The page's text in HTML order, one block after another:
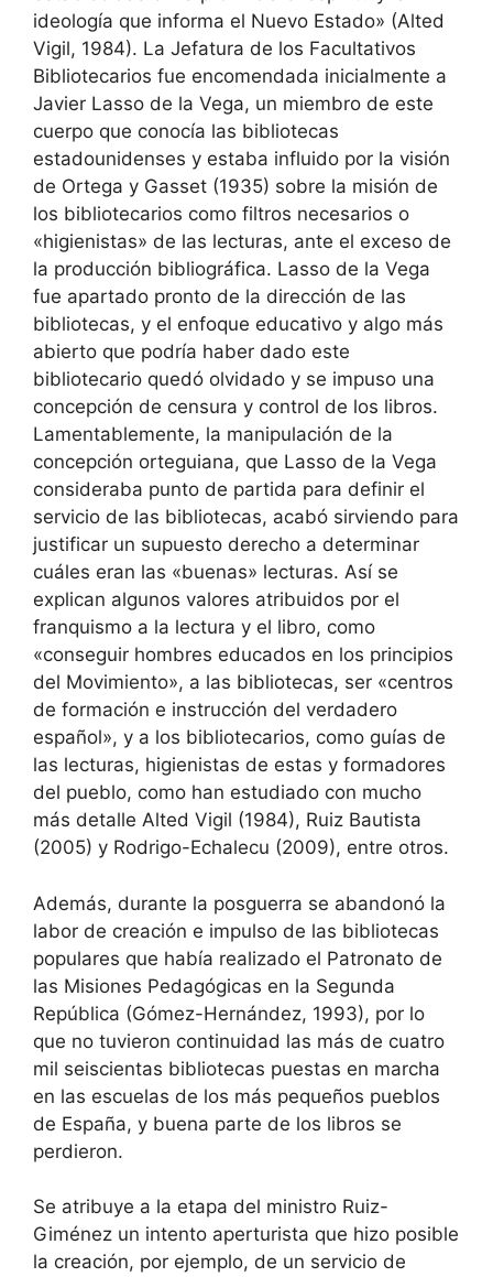
ideología que informa el Nuevo Estado» (Alted
Vigil, 1984). La Jefatura de los Facultativos
Bibliotecarios fue encomendada inicialmente a
Javier Lasso de la Vega, un miembro de este
cuerpo que conocía las bibliotecas
estadounidenses y estaba influido por la visión
de Ortega y Gasset (1935) sobre la misión de
los bibliotecarios como filtros necesarios o
«higienistas» de las lecturas, ante el exceso de
la producción bibliográfica. Lasso de la Vega
fue apartado pronto de la dirección de las
bibliotecas, y el enfoque educativo y algo más
abierto que podría haber dado este
bibliotecario quedó olvidado y se impuso una
concepción de censura y control de los libros.
Lamentablemente, la manipulación de la
concepción orteguiana, que Lasso de la Vega
consideraba punto de partida para definir el
servicio de las bibliotecas, acabó sirviendo para
justificar un supuesto derecho a determinar
cuáles eran las «buenas» lecturas. Así se
explican algunos valores atribuidos por el
franquismo a la lectura y el libro, como
«conseguir hombres educados en los principios
del Movimiento», a las bibliotecas, ser «centros
de formación e instrucción del verdadero
español», y a los bibliotecarios, como guías de
las lecturas, higienistas de estas y formadores
del pueblo, como han estudiado con mucho
más detalle Alted Vigil (1984), Ruiz Bautista
(2005) y Rodrigo-Echalecu (2009), entre otros.
Además, durante la posguerra se abandonó la
labor de creación e impulso de las bibliotecas
populares que había realizado el Patronato de
las Misiones Pedagógicas en la Segunda
República (Gómez-Hernández, 1993), por lo
que no tuvieron continuidad las más de cuatro
mil seiscientas bibliotecas puestas en marcha
en las escuelas de los más pequeños pueblos
de España, y buena parte de los libros se
perdieron.
Se atribuye a la etapa del ministro Ruiz-
Giménez un intento aperturista que hizo posible
la creación, por ejemplo, de un servicio de